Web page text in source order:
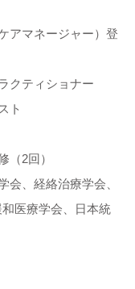
アマネージャー）登
クティショナー
ト
（2回）
会、経絡治療学会、
医療学会、日本統